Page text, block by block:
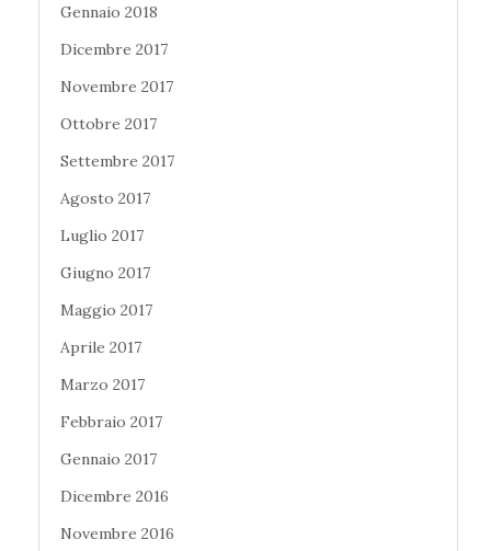
Gennaio 2018
Dicembre 2017
Novembre 2017
Ottobre 2017
Settembre 2017
Agosto 2017
Luglio 2017
Giugno 2017
Maggio 2017
Aprile 2017
Marzo 2017
Febbraio 2017
Gennaio 2017
Dicembre 2016
Novembre 2016